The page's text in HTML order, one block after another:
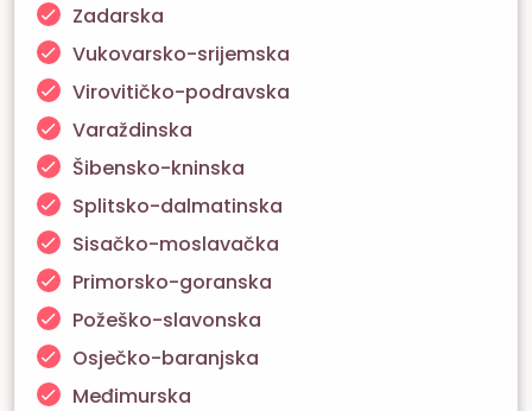
Zadarska
Vukovarsko-srijemska
Virovitičko-podravska
Varaždinska
Šibensko-kninska
Splitsko-dalmatinska
Sisačko-moslavačka
Primorsko-goranska
Požeško-slavonska
Osječko-baranjska
Međimurska